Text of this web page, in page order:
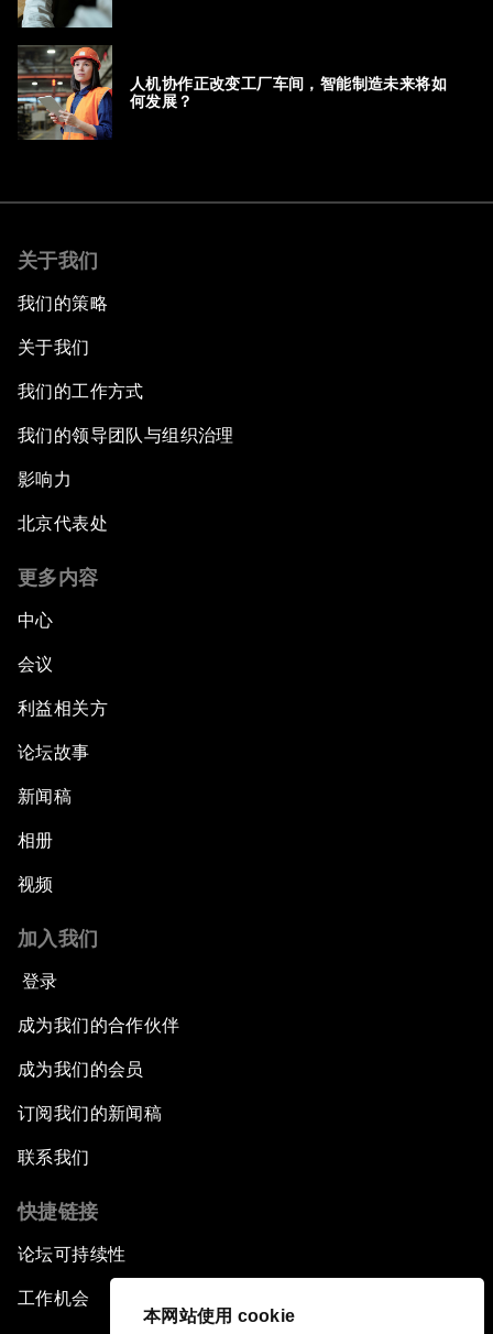
本网站使用 cookie
人机协作正改变工厂车间，智能制造未来将如
何发展？
关于我们
我们的策略
关于我们
我们的工作方式
我们的领导团队与组织治理
影响力
北京代表处
更多内容
中心
会议
利益相关方
论坛故事
新闻稿
相册
视频
加入我们
登录
成为我们的合作伙伴
成为我们的会员
订阅我们的新闻稿
联系我们
快捷链接
论坛可持续性
工作机会